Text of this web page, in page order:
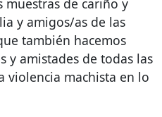
muestras de cariño y
y amigos/as de las
también hacemos
y amistades de todas las
violencia machista en lo